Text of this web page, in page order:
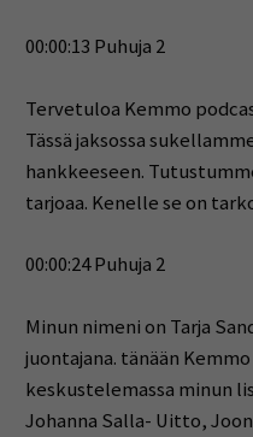
00:00:13 Puhuja 2
Tervetuloa Kemmo
Tässä jaksossa
hankkeeseen.
tarjoaa. Kenelle se on
00:00:24 Puhuja 2
Minun nimeni on Tarja
juontajana. tänään
keskustelemassa minun
Johanna Salla- Uitto,